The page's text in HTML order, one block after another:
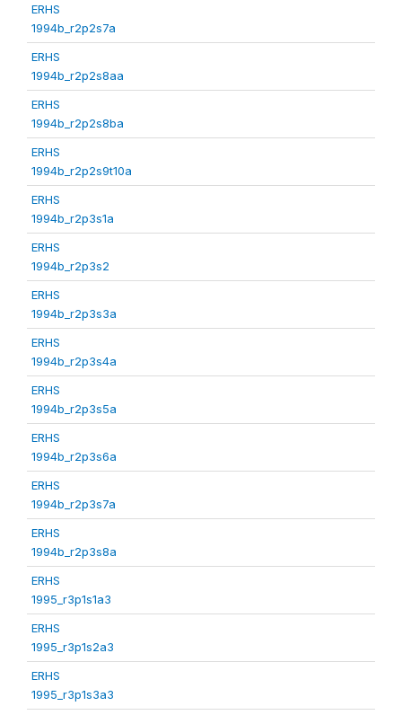
ERHS
1994b_r2p2s7a
ERHS
1994b_r2p2s8aa
ERHS
1994b_r2p2s8ba
ERHS
1994b_r2p2s9t10a
ERHS
1994b_r2p3s1a
ERHS
1994b_r2p3s2
ERHS
1994b_r2p3s3a
ERHS
1994b_r2p3s4a
ERHS
1994b_r2p3s5a
ERHS
1994b_r2p3s6a
ERHS
1994b_r2p3s7a
ERHS
1994b_r2p3s8a
ERHS
1995_r3p1s1a3
ERHS
1995_r3p1s2a3
ERHS
1995_r3p1s3a3